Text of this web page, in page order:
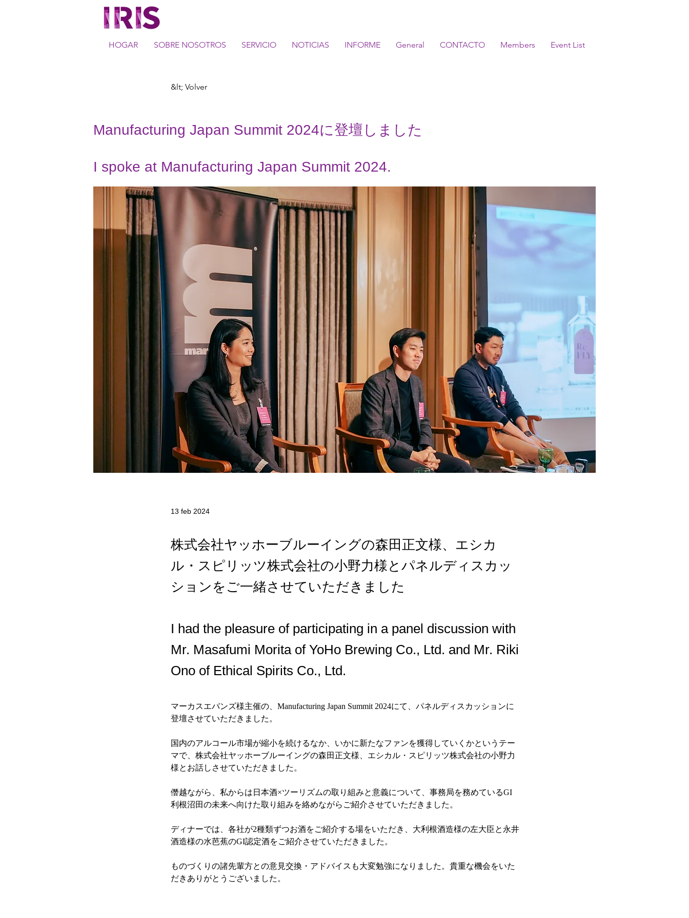
HOGAR SOBRE NOSOTROS SERVICIO NOTICIAS INFORME General CONTACTO Members Event List
&lt; Volver
Manufacturing Japan Summit 2024に登壇しました
I spoke at Manufacturing Japan Summit 2024.
13 feb 2024
株式会社ヤッホーブルーイングの森田正文様、エシカ
ル・スピリッツ株式会社の小野力様とパネルディスカッ
ションをご一緒させていただきました
I had the pleasure of participating in a panel discussion with
Mr. Masafumi Morita of YoHo Brewing Co., Ltd. and Mr. Riki
Ono of Ethical Spirits Co., Ltd.
マーカスエバンズ様主催の、Manufacturing Japan Summit 2024にて、パネルディスカッションに
登壇させていただきました。
国内のアルコール市場が縮小を続けるなか、いかに新たなファンを獲得していくかというテー
マで、株式会社ヤッホーブルーイングの森田正文様、エシカル・スピリッツ株式会社の小野力
様とお話しさせていただきました。
僭越ながら、私からは日本酒×ツーリズムの取り組みと意義について、事務局を務めているGI
利根沼田の未来へ向けた取り組みを絡めながらご紹介させていただきました。
ディナーでは、各社が2種類ずつお酒をご紹介する場をいただき、大利根酒造様の左大臣と永井
酒造様の水芭蕉のGI認定酒をご紹介させていただきました。
ものづくりの諸先輩方との意見交換・アドバイスも大変勉強になりました。貴重な機会をいた
だきありがとうございました。